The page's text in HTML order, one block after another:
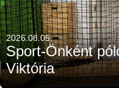
2026.08.05.
Sport-Önként
Viktória